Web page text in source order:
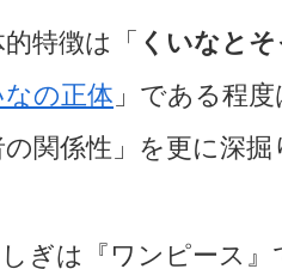
特徴は「 くいなとそ
なの正体 」である程
関係性」を更に深掘
ぎは『ワンピース